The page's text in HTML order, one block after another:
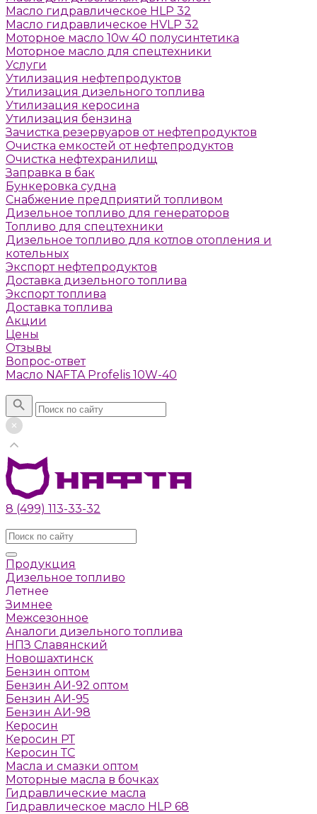
Масло гидравлическое HLP 32
Масло гидравлическое HVLP 32
Моторное масло 10w 40 полусинтетика
Моторное масло для спецтехники
Услуги
Утилизация нефтепродуктов
Утилизация дизельного топлива
Утилизация керосина
Утилизация бензина
Зачистка резервуаров от нефтепродуктов
Очистка емкостей от нефтепродуктов
Очистка нефтехранилищ
Заправка в бак
Бункеровка судна
Снабжение предприятий топливом
Дизельное топливо для генераторов
Топливо для спецтехники
Дизельное топливо для котлов отопления и
котельных
Экспорт нефтепродуктов
Доставка дизельного топлива
Экспорт топлива
Доставка топлива
Акции
Цены
Отзывы
Вопрос-ответ
Масло NAFTA Profelis 10W-40
8 (499) 113-33-32
Продукция
Дизельное топливо
Летнее
Зимнее
Межсезонное
Аналоги дизельного топлива
НПЗ Славянский
Новошахтинск
Бензин оптом
Бензин АИ-92 оптом
Бензин АИ-95
Бензин АИ-98
Керосин
Керосин РТ
Керосин ТС
Масла и смазки оптом
Моторные масла в бочках
Гидравлические масла
Гидравлическое масло HLP 68